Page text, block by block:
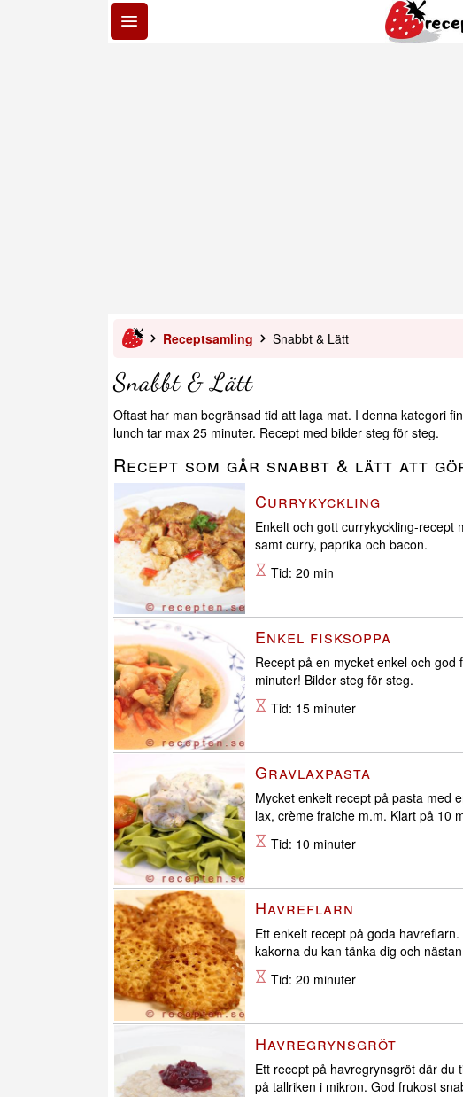
Receptsamling Snabbt & Lätt
Snabbt & Lätt
Oftast har man begränsad tid att laga mat. I denna kategori
lunch tar max 25 minuter. Recept med bilder steg för steg.
Recept som går snabbt & lätt att
Currykyckling
Enkelt och gott currykyckling-recept
samt curry, paprika och bacon.
Tid: 20 min
Enkel fisksoppa
Recept på en mycket enkel och
minuter! Bilder steg för steg.
Tid: 15 minuter
Gravlaxpasta
Mycket enkelt recept på pasta med
lax, crème fraiche m.m. Klart på 10
Tid: 10 minuter
Havreflarn
Ett enkelt recept på goda
kakorna du kan tänka dig och
Tid: 20 minuter
Havregrynsgröt
Ett recept på havregrynsgröt där du
på tallriken i mikron. God frukost